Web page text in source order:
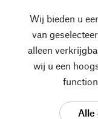
Wij bieden u
van
alleen
wij u een
Alle